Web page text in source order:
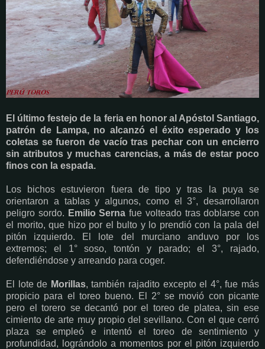
El último festejo de la feria en honor al Apóstol Santiago,
patrón de Lampa, no alcanzó el éxito esperado y los
coletas se fueron de vacío tras pechar con un encierro
sin atributos y muchas carencias, a más de estar poco
finos con la espada.
Los bichos estuvieron fuera de tipo y tras la puya se
orientaron a tablas y algunos, como el 3°, desarrollaron
peligro sordo. Emilio Serna fue volteado tras doblarse con
el morito, que hizo por el bulto y lo prendió con la pala del
pitón izquierdo. El lote del murciano anduvo por los
extremos; el 1° soso, tontón y parado; el 3°, rajado,
defendiéndose y arreando para coger.
El lote de Morillas, también rajadito excepto el 4°, fue más
propicio para el toreo bueno. El 2° se movió con picante
pero el torero se decantó por el toreo de platea, sin ese
cimiento de arte muy propio del sevillano. Con el que cerró
plaza se empleó e intentó el toreo de sentimiento y
profundidad, lográndolo a momentos por el pitón izquierdo